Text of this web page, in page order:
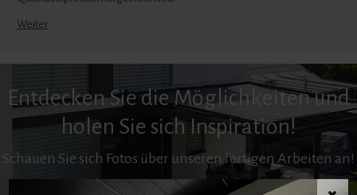
Weiter
Entdecken Sie die Möglichkeiten und
holen Sie sich Inspiration!
Schauen Sie sich Fotos über unseren fertigen Arbeiten an!